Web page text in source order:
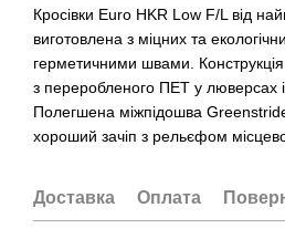
Кросівки Euro HKR Low F/L від
виготовлена ​​з міцних та
герметичними швами.
з переробленого ПЕТ у люверсах
Полегшена міжпідошва
хороший зачіп з рельєфом
Доставка Оплата